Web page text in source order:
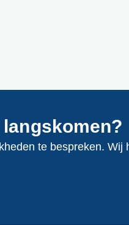
te bespreken. Wij